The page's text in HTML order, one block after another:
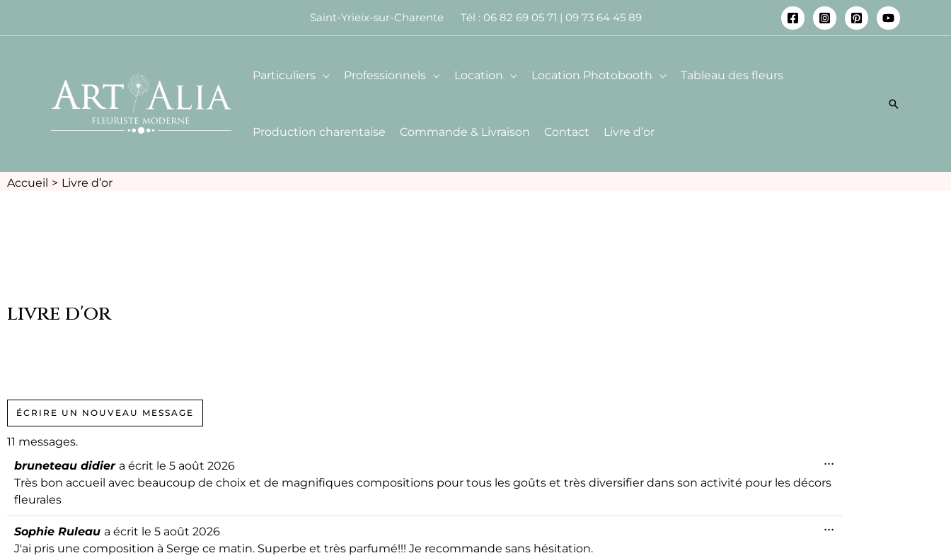
Saint-Yrieix-sur-Charente Tél : 06 82 69 05 71 | 09 73 64 45 89
Particuliers Professionnels Location Location Photobooth Tableau des fleurs
Production charentaise Commande & Livraison Contact Livre d’or
Accueil Livre d’or
livre d'or
11 messages.
bruneteau didier a écrit le 5 août 2026
Très bon accueil avec beaucoup de choix et de magnifiques compositions pour tous les goûts et très diversifier dans son activité pour les décors
fleurales
...
Sophie Ruleau a écrit le 5 août 2026
J'ai pris une composition à Serge ce matin. Superbe et très parfumé!!! Je recommande sans hésitation.
...